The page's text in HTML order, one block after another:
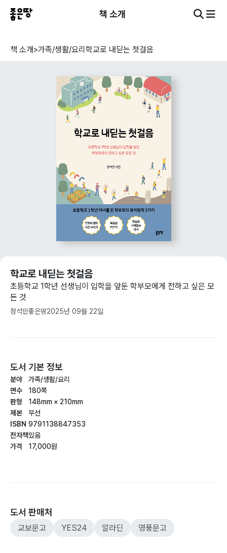
책 소개
책 소개>가족/생활/요리 학교로 내딛는 첫걸음
학교로 내딛는 첫걸음
초등학교 1학년 선생님이 입학을 앞둔 학부모에게 전하고 싶은 모
든 것
정석민좋은땅2025년 09월 22일
도서 기본 정보
분야
면수
판형
제본
ISBN
전자책
가격
가족/생활/요리
180쪽
148mm × 210mm
무선
9791138847353
있음
17,000원
도서 판매처
교보문고 YES24 알라딘 영풍문고